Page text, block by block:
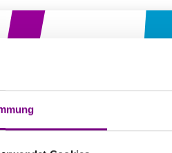
THE